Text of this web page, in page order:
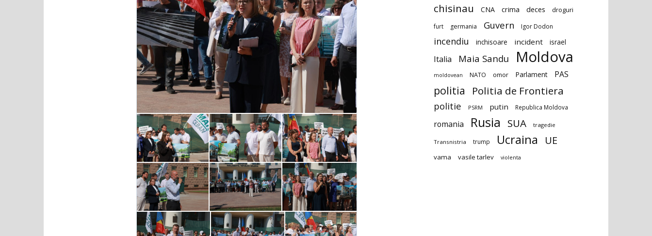
chisinau CNA crima deces droguri
furt germania Guvern Igor Dodon
incendiu inchisoare incident israel
Italia Maia Sandu Moldova
moldovean NATO omor Parlament PAS
politia Politia de Frontiera
politie PSRM putin Republica Moldova
romania Rusia SUA tragedie
Transnistria trump Ucraina UE
vama vasile tarlev violenta